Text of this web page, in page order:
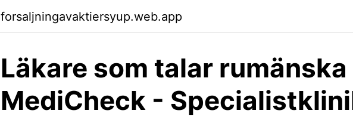
forsaljningavaktiersyup.web.app
Läkare som talar rumänska
MediCheck -